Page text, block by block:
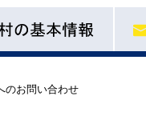
のお問い合わせ